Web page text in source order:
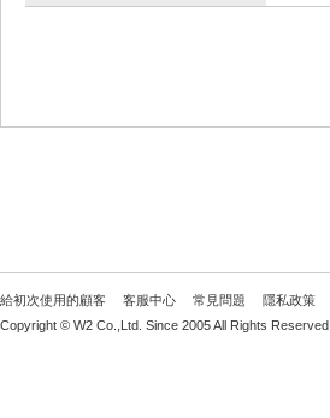
給初次使用的顧客 客服中心 常見問題 隱私政策
Copyright © W2 Co.,Ltd. Since 2005 All Rights Reserved.